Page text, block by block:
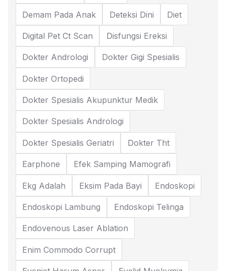
Demam Pada Anak Deteksi Dini Diet
Digital Pet Ct Scan Disfungsi Ereksi
Dokter Andrologi Dokter Gigi Spesialis
Dokter Ortopedi
Dokter Spesialis Akupunktur Medik
Dokter Spesialis Andrologi
Dokter Spesialis Geriatri Dokter Tht
Earphone Efek Samping Mamografi
Ekg Adalah Eksim Pada Bayi Endoskopi
Endoskopi Lambung Endoskopi Telinga
Endovenous Laser Ablation
Enim Commodo Corrupt